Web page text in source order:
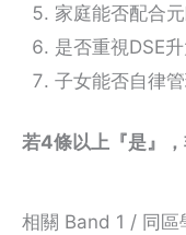
家庭能否配合
是否重視DSE
子女能否自律
若4條以上『是』，
相關 Band 1 / 同區